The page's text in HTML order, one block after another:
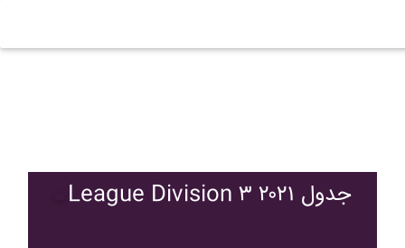
League Division ۳ ۲۰۲۱ جدول